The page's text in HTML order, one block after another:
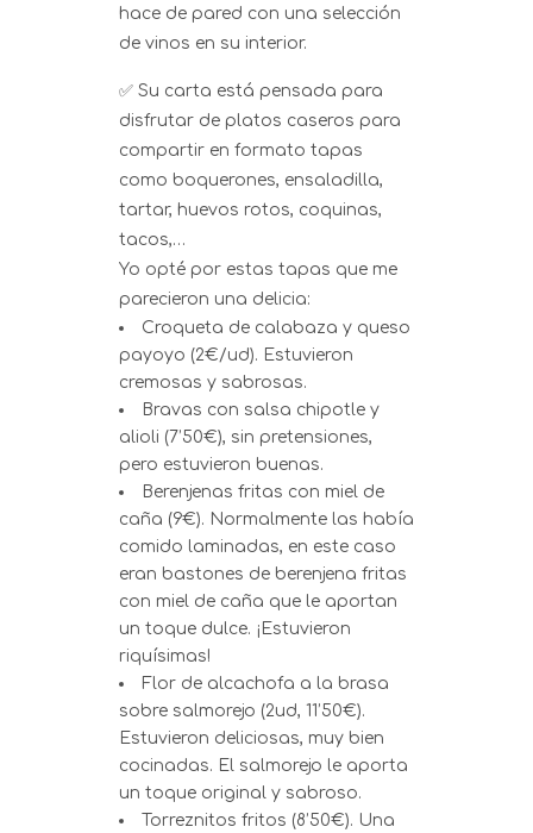
hace de pared con una selección
de vinos en su interior.
✅ Su carta está pensada para
disfrutar de platos caseros para
compartir en formato tapas
como boquerones, ensaladilla,
tartar, huevos rotos, coquinas,
tacos,…
Yo opté por estas tapas que me
parecieron una delicia:
Croqueta de calabaza y queso
payoyo (2€/ud). Estuvieron
cremosas y sabrosas.
Bravas con salsa chipotle y
alioli (7’50€), sin pretensiones,
pero estuvieron buenas.
Berenjenas fritas con miel de
caña (9€). Normalmente las había
comido laminadas, en este caso
eran bastones de berenjena fritas
con miel de caña que le aportan
un toque dulce. ¡Estuvieron
riquísimas!
Flor de alcachofa a la brasa
sobre salmorejo (2ud, 11’50€).
Estuvieron deliciosas, muy bien
cocinadas. El salmorejo le aporta
un toque original y sabroso.
Torreznitos fritos (8’50€). Una